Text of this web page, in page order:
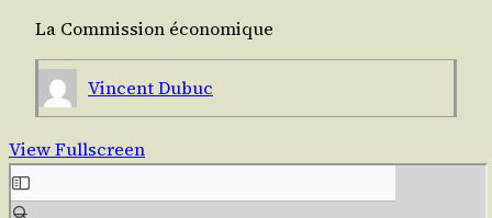
La Com­mis­sion économique
Vincent Dubuc
View Fullscreen